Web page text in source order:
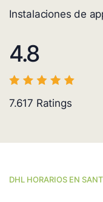
Instalaciones de
4.8
7.617 Ratings
DHL HORARIOS EN